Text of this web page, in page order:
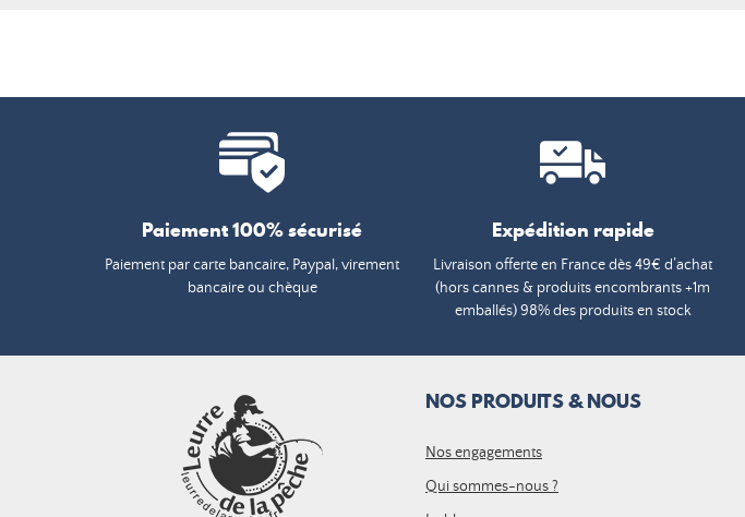
Paiement 100% sécurisé
Paiement par carte bancaire, Paypal, virement
bancaire ou chèque
Expédition rapide
Livraison offerte en France dès 49€ d’achat
(hors cannes & produits encombrants +1m
emballés) 98% des produits en stock
NOS PRODUITS & NOUS
Nos engagements
Qui sommes-nous ?